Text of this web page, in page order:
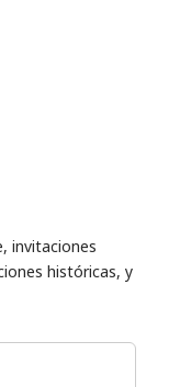
invitaciones
históricas, y